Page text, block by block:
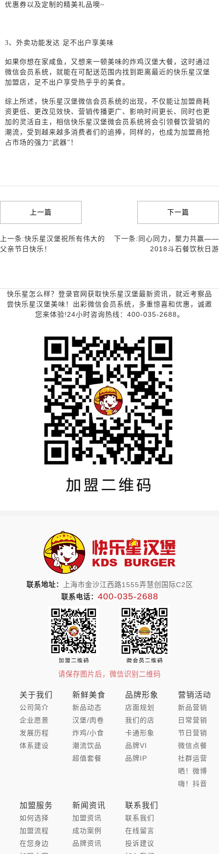
优惠券以及定制的精美礼品噢~
3、外卖功能发达 足不出户享美味
如果你想在家咸鱼，又想来一顿美味的炸鸡汉堡大餐，这时通过
微信会员系统，就能在可配送范围内找到距离最近的快乐星汉堡
加盟店，足不出户享受热乎乎的美食。
综上所述，快乐星汉堡微信会员系统的出现，不仅能让加盟商耗
资更低、更改见效快、营销传播更广、影响时间更长、同时也更
加的灵活自主，相信快乐星汉堡微会员系统将会引领餐饮营销的
潮流，受到越来越多消费者们的追捧，同样的，也成为加盟商抢
占市场的强力“武器”！
上一篇
上一条:快乐星汉堡祝所有伟大的
父亲节日快乐！
下一篇
下一条:同心同力，聚力共赢——
2018斗石餐饮秋日游
快乐星怎么样？登录官网获取快乐星汉堡最新资讯，就近考察品
尝快乐星汉堡美味！出彩微信会员系统，多重惊喜和优惠，诚邀
您来体验!24小时咨询热线：400-035-2688。
联系地址：
上海市金沙江西路1555弄慧创国际C2区
联系电话： 400-035-2688
请保存图片后，微信识别二维码
关于我们
公司简介
企业愿景
发展历程
体系建设
新鲜美食
新品动态
汉堡/肉卷
炸鸡/小食
潮流饮品
超值套餐
品牌形象
店面规划
我们的店
卡通形象
品牌VI
品牌IP
营销活动
新品营销
日常营销
节日营销
微信点餐
社群运营
晒！微博
嗨！抖音
加盟服务
如何选择
加盟流程
在您身边
新闻资讯
加盟资讯
成功案例
品牌资讯
联系我们
联系我们
在线留言
投诉建议